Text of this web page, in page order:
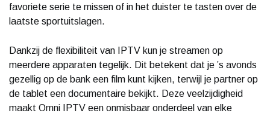
favoriete serie te missen of in het duister te tasten over de
laatste sportuitslagen.
Dankzij de flexibiliteit van IPTV kun je streamen op
meerdere apparaten tegelijk. Dit betekent dat je ’s avonds
gezellig op de bank een film kunt kijken, terwijl je partner op
de tablet een documentaire bekijkt. Deze veelzijdigheid
maakt Omni IPTV een onmisbaar onderdeel van elke